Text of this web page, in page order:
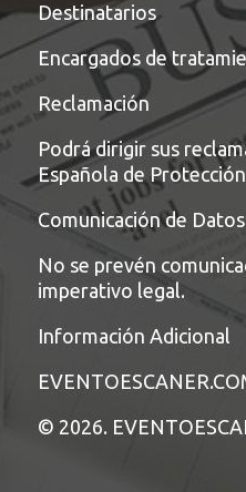
Destinatarios
Encargados de
Reclamación
Podrá dirigir sus
Española de
Comunicación de Datos
No se prevén
imperativo legal.
Información Adicional
© 2026.